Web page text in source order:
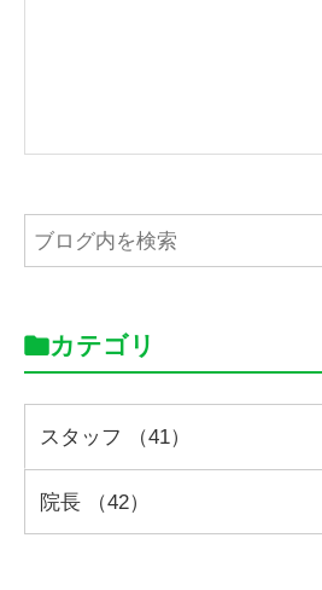
カテゴリ
スタッフ （41）
院長 （42）